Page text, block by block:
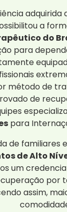
adquirida
a
do
para
método de
de
para
de familiares
de Alto
um
por
assim,